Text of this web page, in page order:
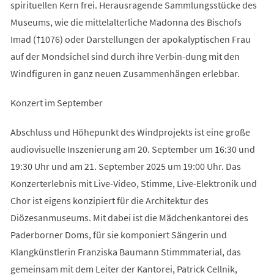
spirituellen Kern frei. Herausragende Sammlungsstücke des
Museums, wie die mittelalterliche Madonna des Bischofs
Imad (†1076) oder Darstellungen der apokalyptischen Frau
auf der Mondsichel sind durch ihre Verbin-dung mit den
Windfiguren in ganz neuen Zusammenhängen erlebbar.
Konzert im September
Abschluss und Höhepunkt des Windprojekts ist eine große
audiovisuelle Inszenierung am 20. September um 16:30 und
19:30 Uhr und am 21. September 2025 um 19:00 Uhr. Das
Konzerterlebnis mit Live-Video, Stimme, Live-Elektronik und
Chor ist eigens konzipiert für die Architektur des
Diözesanmuseums. Mit dabei ist die Mädchenkantorei des
Paderborner Doms, für sie komponiert Sängerin und
Klangkünstlerin Franziska Baumann Stimmmaterial, das
gemeinsam mit dem Leiter der Kantorei, Patrick Cellnik,